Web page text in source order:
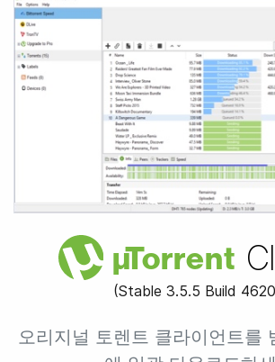
µTorrent
(Stable 3.5.5 Build
오리지널 토렌트 클라이언트를